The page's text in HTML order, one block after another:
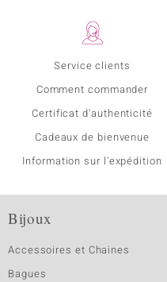
Service clients
Comment commander
Certificat d'authenticité
Cadeaux de bienvenue
Information sur l'expédition
Bijoux
Accessoires et Chaines
Bagues